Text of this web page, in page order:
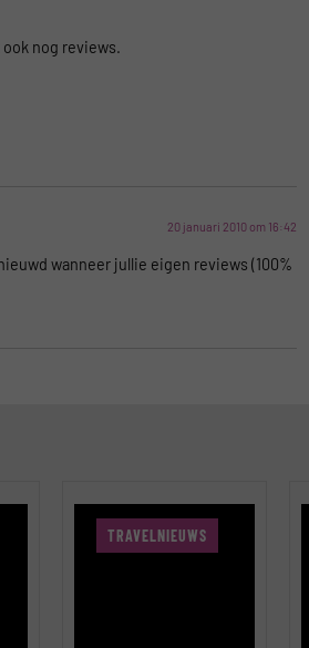
nog reviews.
20 januari 2010 om 16:42
wanneer jullie eigen reviews (100%
TRAVELNIEUWS